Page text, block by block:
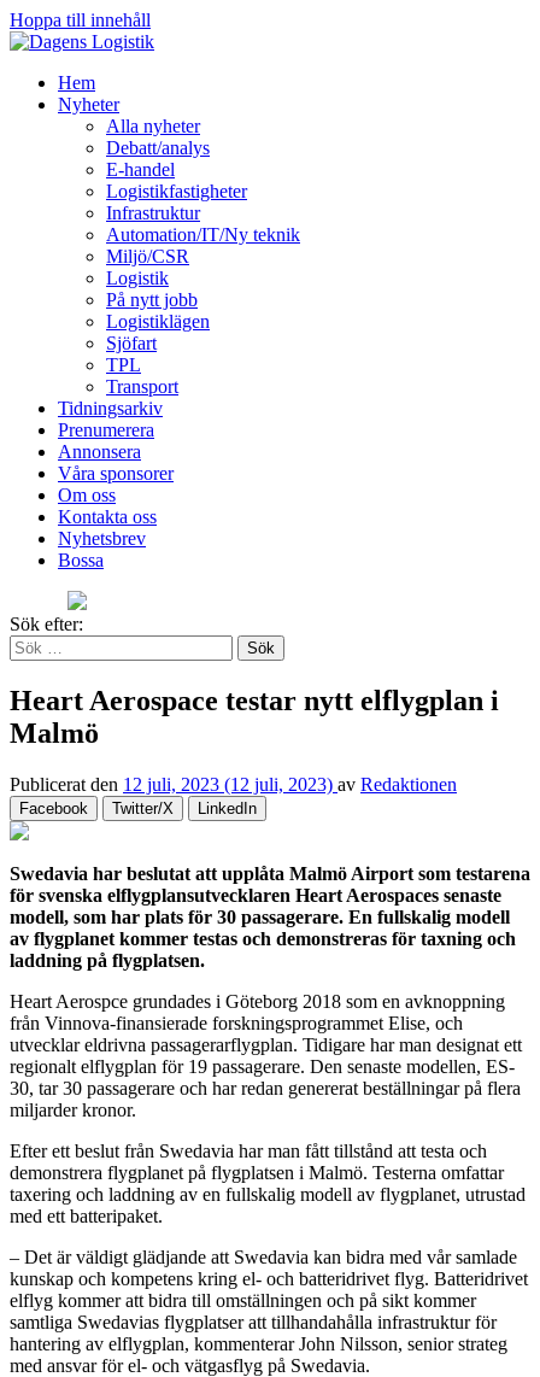
Hoppa till innehåll
Hem
Nyheter
Alla nyheter
Debatt/analys
E-handel
Logistikfastigheter
Infrastruktur
Automation/IT/Ny teknik
Miljö/CSR
Logistik
På nytt jobb
Logistiklägen
Sjöfart
TPL
Transport
Tidningsarkiv
Prenumerera
Annonsera
Våra sponsorer
Om oss
Kontakta oss
Nyhetsbrev
Bossa
Sök efter:
Heart Aerospace testar nytt elflygplan i
Malmö
Publicerat den 12 juli, 2023 (12 juli, 2023) av Redaktionen
Facebook Twitter/X LinkedIn
Swedavia har beslutat att upplåta Malmö Airport som testarena
för svenska elflygplansutvecklaren Heart Aerospaces senaste
modell, som har plats för 30 passagerare. En fullskalig modell
av flygplanet kommer testas och demonstreras för taxning och
laddning på flygplatsen.
Heart Aerospce grundades i Göteborg 2018 som en avknoppning
från Vinnova-finansierade forskningsprogrammet Elise, och
utvecklar eldrivna passagerarflygplan. Tidigare har man designat ett
regionalt elflygplan för 19 passagerare. Den senaste modellen, ES-
30, tar 30 passagerare och har redan genererat beställningar på flera
miljarder kronor.
Efter ett beslut från Swedavia har man fått tillstånd att testa och
demonstrera flygplanet på flygplatsen i Malmö. Testerna omfattar
taxering och laddning av en fullskalig modell av flygplanet, utrustad
med ett batteripaket.
– Det är väldigt glädjande att Swedavia kan bidra med vår samlade
kunskap och kompetens kring el- och batteridrivet flyg. Batteridrivet
elflyg kommer att bidra till omställningen och på sikt kommer
samtliga Swedavias flygplatser att tillhandahålla infrastruktur för
hantering av elflygplan, kommenterar John Nilsson, senior strateg
med ansvar för el- och vätgasflyg på Swedavia.